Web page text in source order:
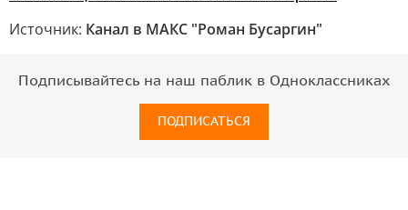
Источник: Канал в МАКС "Роман Бусаргин"
Подписывайтесь на наш паблик в Одноклассниках
ПОДПИСАТЬСЯ